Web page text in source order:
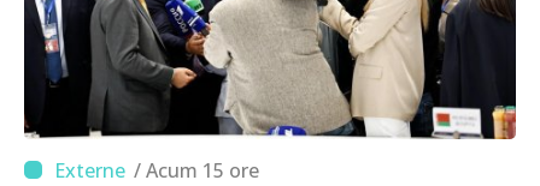
/ Acum 15 ore